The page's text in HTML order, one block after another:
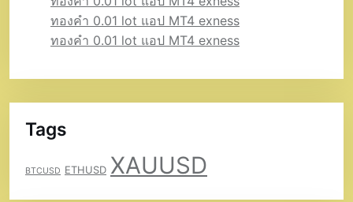
ทองคำ 0.01 lot แอป MT4 exness
ทองคำ 0.01 lot แอป MT4 exness
Tags
BTCUSD ETHUSD XAUUSD